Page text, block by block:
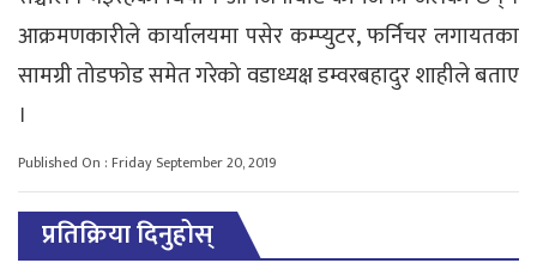
आक्रमणकारीले कार्यालयमा पसेर कम्प्युटर, फर्निचर लगायतका
सामग्री तोडफोड समेत गरेको वडाध्यक्ष डम्वरबहादुर शाहीले बताए
।
Published On : Friday September 20, 2019
प्रतिक्रिया दिनुहोस्